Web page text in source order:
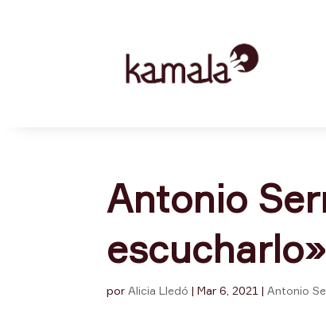
Antonio
porAlicia Lledó |Mar 6, 2021 |Antonio